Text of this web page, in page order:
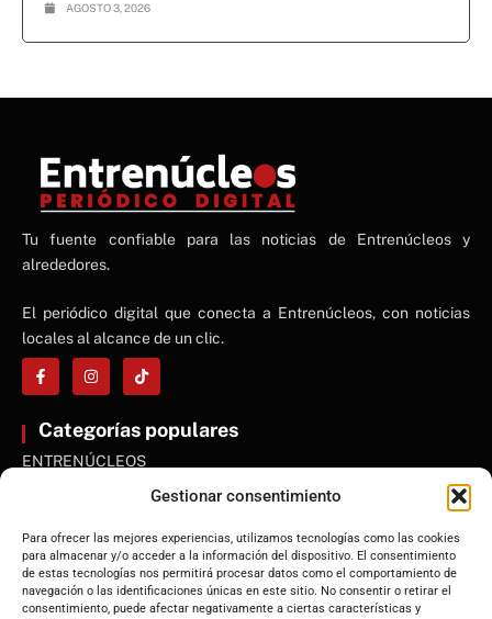
Gestionar consentimiento
Para ofrecer las mejores experiencias, utilizamos tecnologías como las cookies
para almacenar y/o acceder a la información del dispositivo. El consentimiento
de estas tecnologías nos permitirá procesar datos como el comportamiento de
navegación o las identificaciones únicas en este sitio. No consentir o retirar el
consentimiento, puede afectar negativamente a ciertas características y
AGOSTO 3, 2026
NE
NEWS ELEMENTOR
Tu fuente confiable para las noticias de Entrenúcleos y
alrededores.
El periódico digital que conecta a Entrenúcleos, con noticias
locales al alcance de un clic.
Categorías populares
ENTRENÚCLEOS
Andalucía
Internacional
Tecnología